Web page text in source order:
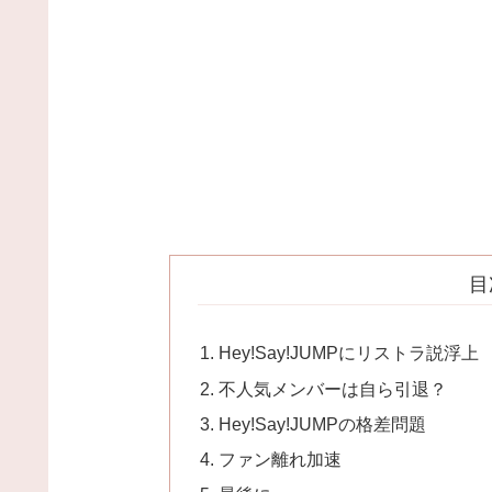
Hey!Say!JUMPにリストラ説浮上
不人気メンバーは自ら引退？
Hey!Say!JUMPの格差問題
ファン離れ加速